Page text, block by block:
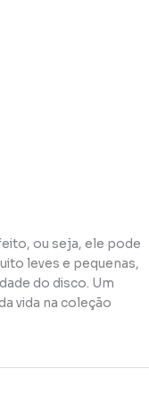
ou seja, ele pode
leves e pequenas,
do disco. Um
vida na coleção